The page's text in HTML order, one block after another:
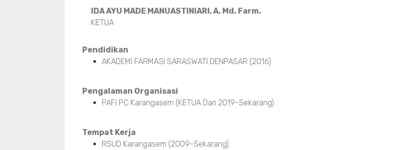
IDA AYU MADE MANUASTINIARI, A. Md. Farm.
KETUA
Pendidikan
AKADEMI FARMASI SARASWATI DENPASAR (2016)
Pengalaman Organisasi
PAFI PC Karangasem (KETUA Dari 2019-Sekarang)
Tempat Kerja
RSUD Karangasem (2009-Sekarang)